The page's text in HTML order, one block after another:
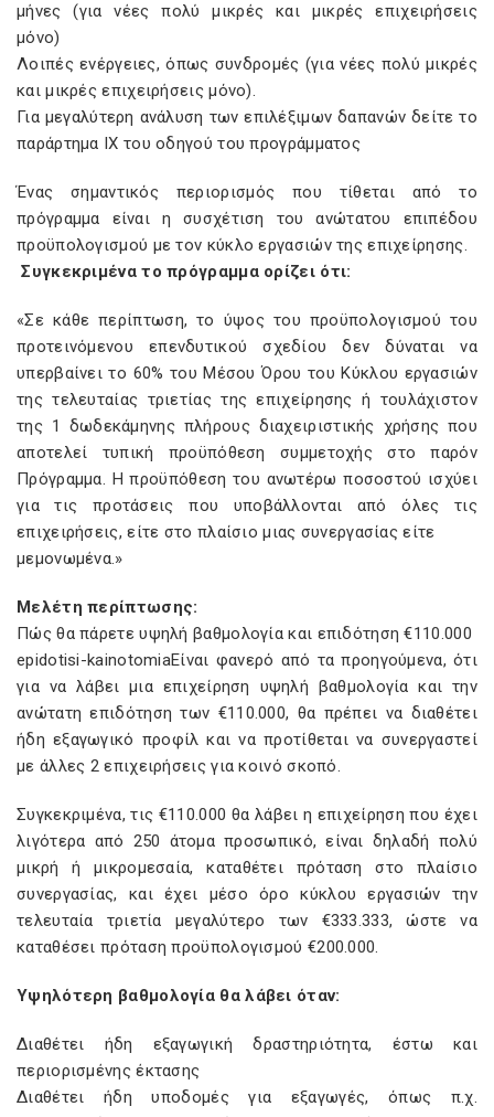
μήνες (για νέες πολύ μικρές και μικρές επιχειρήσεις
μόνο)
Λοιπές ενέργειες, όπως συνδρομές (για νέες πολύ μικρές
και μικρές επιχειρήσεις μόνο).
Για μεγαλύτερη ανάλυση των επιλέξιμων δαπανών δείτε το
παράρτημα IX του οδηγού του προγράμματος
Ένας σημαντικός περιορισμός που τίθεται από το
πρόγραμμα είναι η συσχέτιση του ανώτατου επιπέδου
προϋπολογισμού με τον κύκλο εργασιών της επιχείρησης.
Συγκεκριμένα το πρόγραμμα ορίζει ότι:
«Σε κάθε περίπτωση, το ύψος του προϋπολογισμού του
προτεινόμενου επενδυτικού σχεδίου δεν δύναται να
υπερβαίνει το 60% του Μέσου Όρου του Κύκλου εργασιών
της τελευταίας τριετίας της επιχείρησης ή τουλάχιστον
της 1 δωδεκάμηνης πλήρους διαχειριστικής χρήσης που
αποτελεί τυπική προϋπόθεση συμμετοχής στο παρόν
Πρόγραμμα. Η προϋπόθεση του ανωτέρω ποσοστού ισχύει
για τις προτάσεις που υποβάλλονται από όλες τις
επιχειρήσεις, είτε στο πλαίσιο μιας συνεργασίας είτε
μεμονωμένα.»
Μελέτη περίπτωσης:
Πώς θα πάρετε υψηλή βαθμολογία και επιδότηση €110.000
epidotisi-kainotomiaΕίναι φανερό από τα προηγούμενα, ότι
για να λάβει μια επιχείρηση υψηλή βαθμολογία και την
ανώτατη επιδότηση των €110.000, θα πρέπει να διαθέτει
ήδη εξαγωγικό προφίλ και να προτίθεται να συνεργαστεί
με άλλες 2 επιχειρήσεις για κοινό σκοπό.
Συγκεκριμένα, τις €110.000 θα λάβει η επιχείρηση που έχει
λιγότερα από 250 άτομα προσωπικό, είναι δηλαδή πολύ
μικρή ή μικρομεσαία, καταθέτει πρόταση στο πλαίσιο
συνεργασίας, και έχει μέσο όρο κύκλου εργασιών την
τελευταία τριετία μεγαλύτερο των €333.333, ώστε να
καταθέσει πρόταση προϋπολογισμού €200.000.
Υψηλότερη βαθμολογία θα λάβει όταν:
Διαθέτει ήδη εξαγωγική δραστηριότητα, έστω και
περιορισμένης έκτασης
Διαθέτει ήδη υποδομές για εξαγωγές, όπως π.χ.